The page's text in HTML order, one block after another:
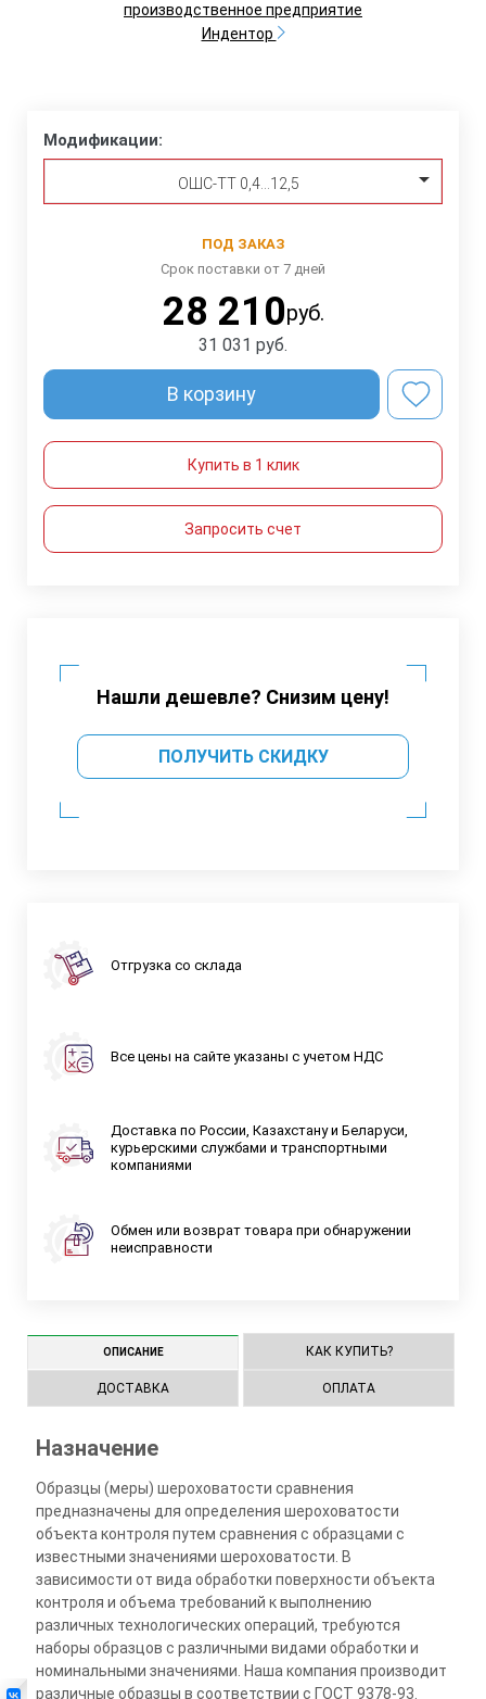
производственное предприятие
Индентор
Модификации:
ОШС-ТТ 0,4…12,5
ПОД ЗАКАЗ
Срок поставки от 7 дней
28 210руб.
31 031 руб.
В корзину
Купить в 1 клик
Запросить счет
Нашли дешевле? Снизим цену!
ПОЛУЧИТЬ СКИДКУ
Отгрузка со склада
Все цены на сайте указаны с учетом НДС
Доставка по России, Казахстану и Беларуси,
курьерскими службами и транспортными
компаниями
Обмен или возврат товара при обнаружении
неисправности
ОПИСАНИЕ КАК КУПИТЬ?
ДОСТАВКА ОПЛАТА
Назначение
Образцы (меры) шероховатости сравнения
предназначены для определения шероховатости
объекта контроля путем сравнения с образцами с
известными значениями шероховатости. В
зависимости от вида обработки поверхности объекта
контроля и объема требований к выполнению
различных технологических операций, требуются
наборы образцов с различными видами обработки и
номинальными значениями. Наша компания производит
различные образцы в соответствии с ГОСТ 9378-93.